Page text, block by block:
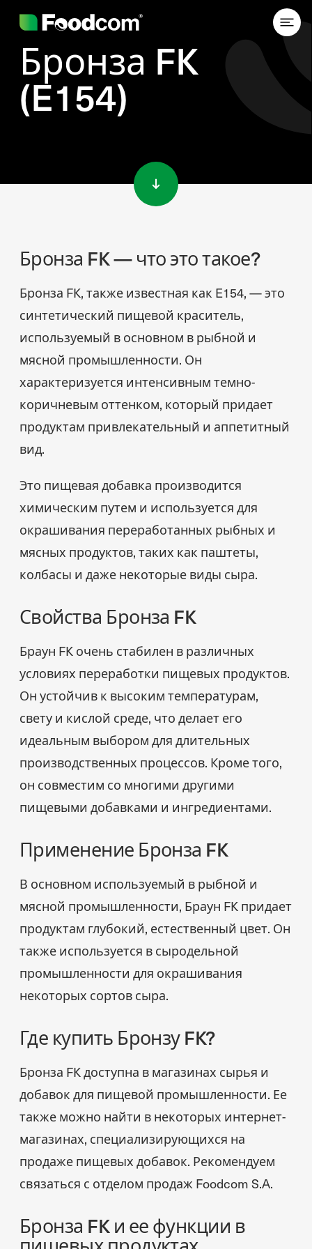
Бронза FK
(E154)
Бронза FK — что это такое?
Бронза FK, также известная как E154, — это
синтетический пищевой краситель,
используемый в основном в рыбной и
мясной промышленности. Он
характеризуется интенсивным темно-
коричневым оттенком, который придает
продуктам привлекательный и аппетитный
вид.
Это пищевая добавка производится
химическим путем и используется для
окрашивания переработанных рыбных и
мясных продуктов, таких как паштеты,
колбасы и даже некоторые виды сыра.
Свойства Бронза FK
Браун FK очень стабилен в различных
условиях переработки пищевых продуктов.
Он устойчив к высоким температурам,
свету и кислой среде, что делает его
идеальным выбором для длительных
производственных процессов. Кроме того,
он совместим со многими другими
пищевыми добавками и ингредиентами.
Применение Бронза FK
В основном используемый в рыбной и
мясной промышленности, Браун FK придает
продуктам глубокий, естественный цвет. Он
также используется в сыродельной
промышленности для окрашивания
некоторых сортов сыра.
Где купить Бронзу FK?
Бронза FK доступна в магазинах сырья и
добавок для пищевой промышленности. Ее
также можно найти в некоторых интернет-
магазинах, специализирующихся на
продаже пищевых добавок. Рекомендуем
связаться с отделом продаж Foodcom S.A.
Бронза FK и ее функции в